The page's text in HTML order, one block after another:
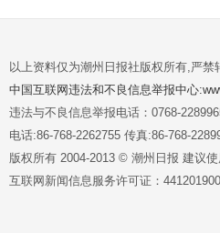
以上资料仅为潮州日报社版权所有,严
中国互联网违法和不良信息举报中心
违法与不良信息举报电话：0768-
电话:86-768-2262755 传真:86-768-
版权所有 2004-2013 © 潮州日报 建议
互联网新闻信息服务许可证：